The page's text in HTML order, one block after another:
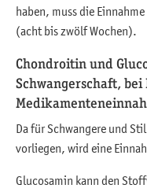
haben, muss die
(acht bis zwölf Wochen).
Chondroitin und
Schwangerschaft,
Da für Schwangere und
vorliegen, wird eine
Glucosamin kann den